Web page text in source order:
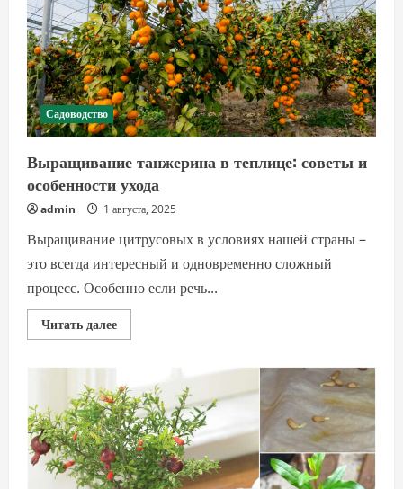
Садоводство
Выращивание танжерина в теплице: советы и
особенности ухода
admin 1 августа, 2025
Выращивание цитрусовых в условиях нашей страны –
это всегда интересный и одновременно сложный
процесс. Особенно если речь...
Читать далееПрочитать
больше
в
теплице:
советы
и
особенности
ухода